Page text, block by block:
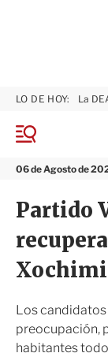
M
n
06 de Agosto de
LO DE HOY: La
Partido
Los
preocupación,
habitantes